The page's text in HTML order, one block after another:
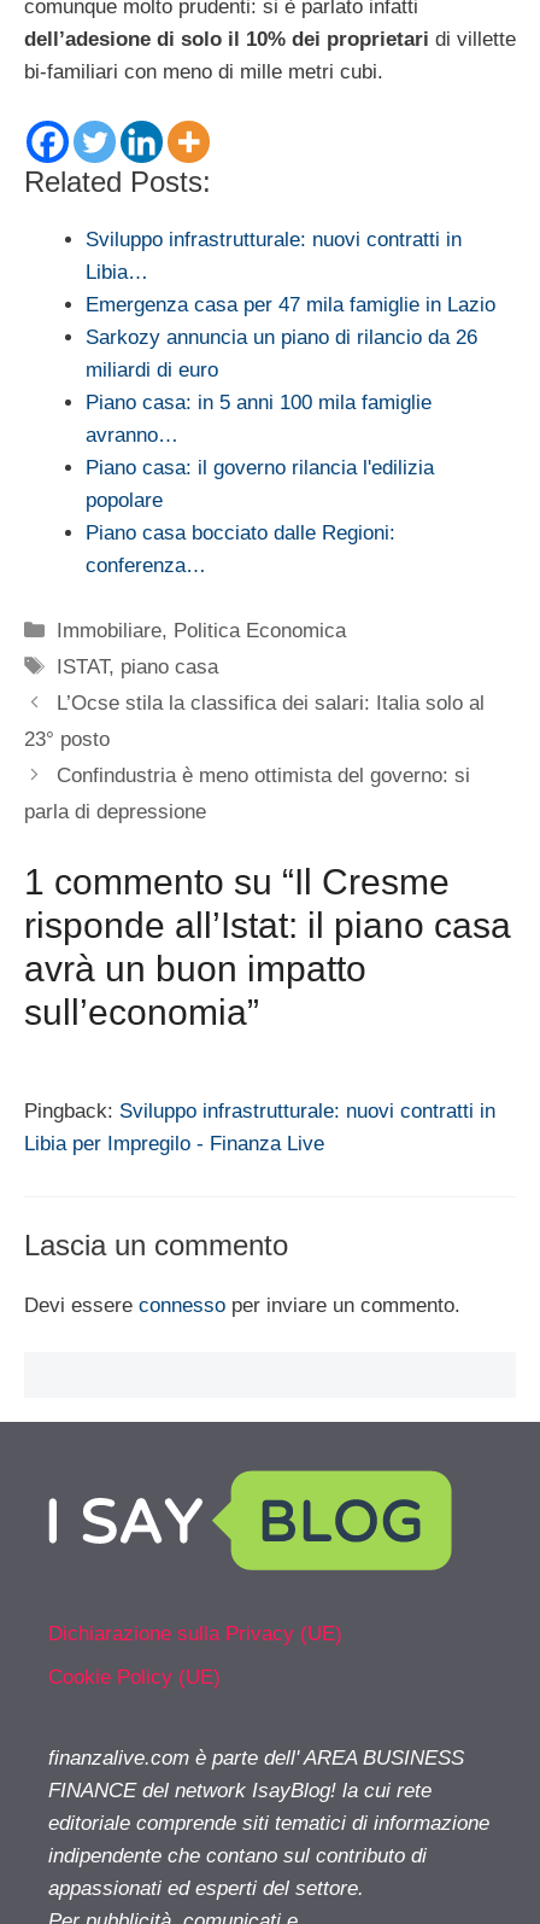
comunque molto prudenti: si è parlato infatti
dell’adesione di solo il 10% dei proprietari di villette
bi-familiari con meno di mille metri cubi.
Related Posts:
Sviluppo infrastrutturale: nuovi contratti in
Libia…
Emergenza casa per 47 mila famiglie in Lazio
Sarkozy annuncia un piano di rilancio da 26
miliardi di euro
Piano casa: in 5 anni 100 mila famiglie
avranno…
Piano casa: il governo rilancia l'edilizia
popolare
Piano casa bocciato dalle Regioni:
conferenza…
Categorie
Immobiliare, Politica Economica
Tag
ISTAT, piano casa
L’Ocse stila la classifica dei salari: Italia solo al
23° posto
Confindustria è meno ottimista del governo: si
parla di depressione
1 commento su “Il Cresme
risponde all’Istat: il piano casa
avrà un buon impatto
sull’economia”
Pingback: Sviluppo infrastrutturale: nuovi contratti in
Libia per Impregilo - Finanza Live
Lascia un commento
Devi essere connesso per inviare un commento.
Dichiarazione sulla Privacy (UE)
Cookie Policy (UE)
finanzalive.com è parte dell' AREA BUSINESS
FINANCE del network IsayBlog! la cui rete
editoriale comprende siti tematici di informazione
indipendente che contano sul contributo di
appassionati ed esperti del settore.